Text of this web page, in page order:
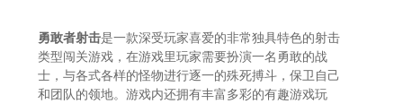
勇敢者射击是一款深受玩家喜爱的非常独具特色的射击
类型闯关游戏，在游戏里玩家需要扮演一名勇敢的战
士，与各式各样的怪物进行逐一的殊死搏斗，保卫自己
和团队的领地。游戏内还拥有丰富多彩的有趣游戏玩